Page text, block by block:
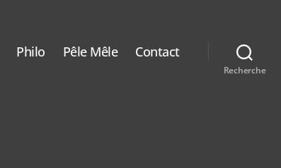
Philo Pêle Mêle Contact
Recherche